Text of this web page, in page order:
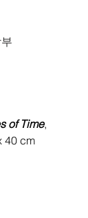
of Time,
40 cm